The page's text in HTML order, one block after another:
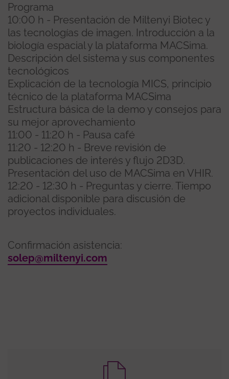
Programa
10:00 h - Presentación de Miltenyi Biotec y
las tecnologías de imagen. Introducción a la
biología espacial y la plataforma MACSima.
Descripción del sistema y sus componentes
tecnológicos
Explicación de la tecnología MICS, principio
técnico de la plataforma MACSima
Estructura básica de la demo y consejos para
su mejor aprovechamiento
11:00 - 11:20 h - Pausa café
11:20 - 12:20 h - Breve revisión de
publicaciones de interés y flujo 2D3D.
Presentación del uso de MACSima en VHIR.
12:20 - 12:30 h - Preguntas y cierre. Tiempo
adicional disponible para discusión de
proyectos individuales.
Confirmación asistencia:
solep@miltenyi.com